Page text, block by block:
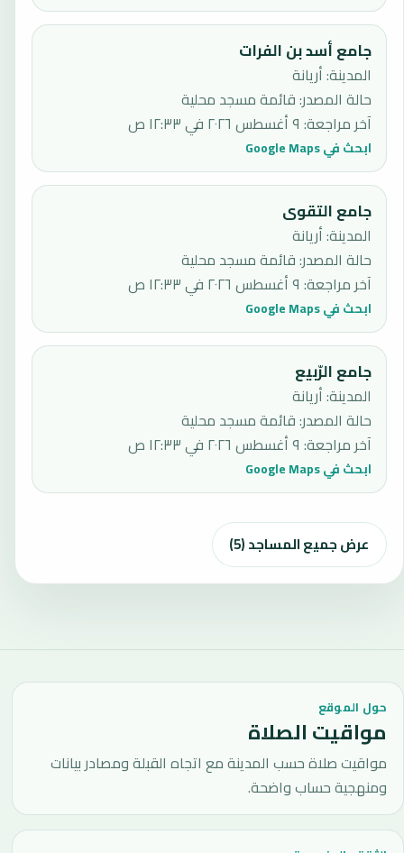
جامع أسد بن الفرات
المدينة: أريانة
حالة المصدر:قائمة مسجد محلية
آخر مراجعة: ٩ أغسطس ٢٠٢٦ في ١٢:٣٣ ص
ابحث في Google Maps
جامع التقوى
المدينة: أريانة
حالة المصدر:قائمة مسجد محلية
آخر مراجعة: ٩ أغسطس ٢٠٢٦ في ١٢:٣٣ ص
ابحث في Google Maps
جامع الرّبيع
المدينة: أريانة
حالة المصدر:قائمة مسجد محلية
آخر مراجعة: ٩ أغسطس ٢٠٢٦ في ١٢:٣٣ ص
ابحث في Google Maps
عرض جميع المساجد (5)
حول الموقع
مواقيت الصلاة
مواقيت صلاة حسب المدينة مع اتجاه القبلة ومصادر بيانات
ومنهجية حساب واضحة.